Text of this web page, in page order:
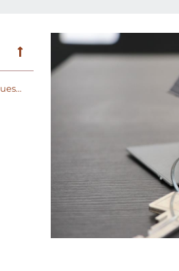
Frequently asked questions